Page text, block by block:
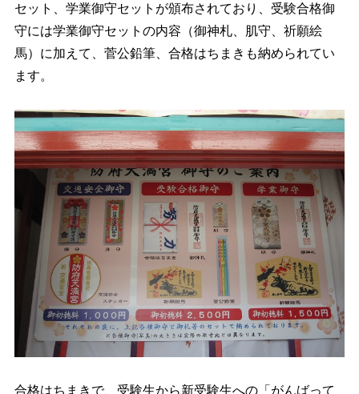
セット、学業御守セットが頒布されており、受験合格御
守には学業御守セットの内容（御神札、肌守、祈願絵
馬）に加えて、菅公鉛筆、合格はちまきも納められてい
ます。
合格はちまきで、受験生から新受験生への「がんばって